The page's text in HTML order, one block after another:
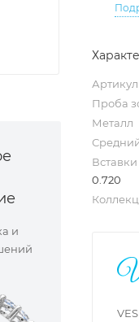
и
Проба
Металл
Вставки
0.720